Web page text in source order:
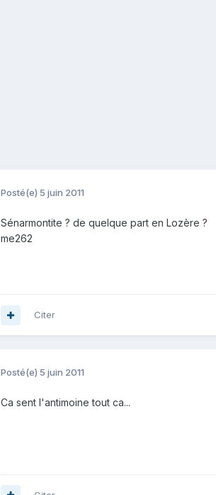
Posté(e) 5 juin 2011
Sénarmontite ? de quelque part en Lozère ?
me262
Citer
Posté(e) 5 juin 2011
Ca sent l'antimoine tout ca...